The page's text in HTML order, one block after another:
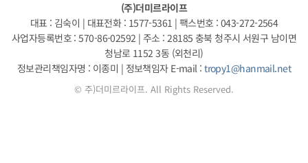
(주)더미르라이프
대표 : 김숙이 | 대표전화 : 1577-5361 | 팩스번호 : 043-272-2564
사업자등록번호 : 570-86-02592 | 주소 : 28185 충북 청주시 서원구 남이면
청남로 1152 3동 (외천리)
정보관리책임자명 : 이종미 | 정보책임자 E-mail :tropy1@hanmail.net
© 주)더미르라이프. All Rights Reserved.